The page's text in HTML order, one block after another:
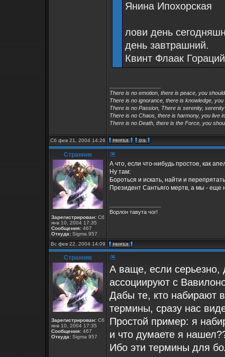
Янина Ипохорская
лови день
день завтрашний.
Квинт Флаак Гораций
There is no emotion, there is peace, you
There is no ignorance, there is knowledge,
There is no Passion, There is serenity,
There is no Chaos, there is harmony, you live
There is no Death, there is the Force, you
Сб фев 21, 2004 14:26
Странник
Зарегистрирован: Сб
янв 10, 2004 17:35
Сообщения: 467
Откуда: Sigma 957
А что, если что-нибудь простое, как
Ну там:
Бороться и искать, найти и перепрятать
Президент Сантьяго мертв, а мы - еще
Ворлон тавута чог!
Вс фев 22, 2004 14:09
Странник
Зарегистрирован: Сб
янв 10, 2004 17:35
Сообщения: 467
Откуда: Sigma 957
А ваще, если серьезно,
ассоциируют с
Дабы те, кто набирают
термины, сразу нас
Простой пример: я
и что думаете я
Ибо эти термины для